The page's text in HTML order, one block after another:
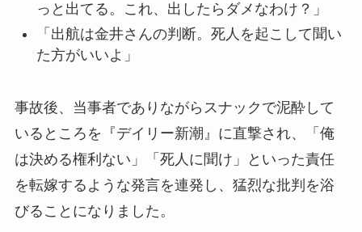
っと出てる。これ、出したらダメなわけ？」
「出航は金井さんの判断。死人を起こして聞い
た方がいいよ」
事故後、当事者でありながらスナックで泥酔して
いるところを『デイリー新潮』に直撃され、「俺
は決める権利ない」「死人に聞け」といった責任
を転嫁するような発言を連発し、猛烈な批判を浴
びることになりました。